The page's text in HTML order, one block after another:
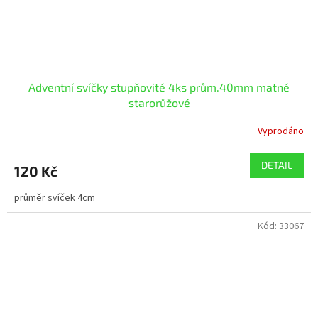
Adventní svíčky stupňovité 4ks prům.40mm matné
starorůžové
Vyprodáno
120 Kč DETAIL
průměr svíček 4cm
Kód: 33067